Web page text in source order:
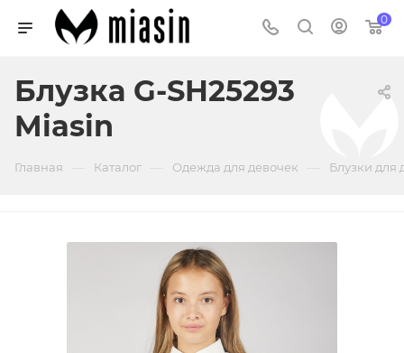
0
Блузка G-SH25293
Miasin
Главная Каталог Одежда для девочек Блузки для